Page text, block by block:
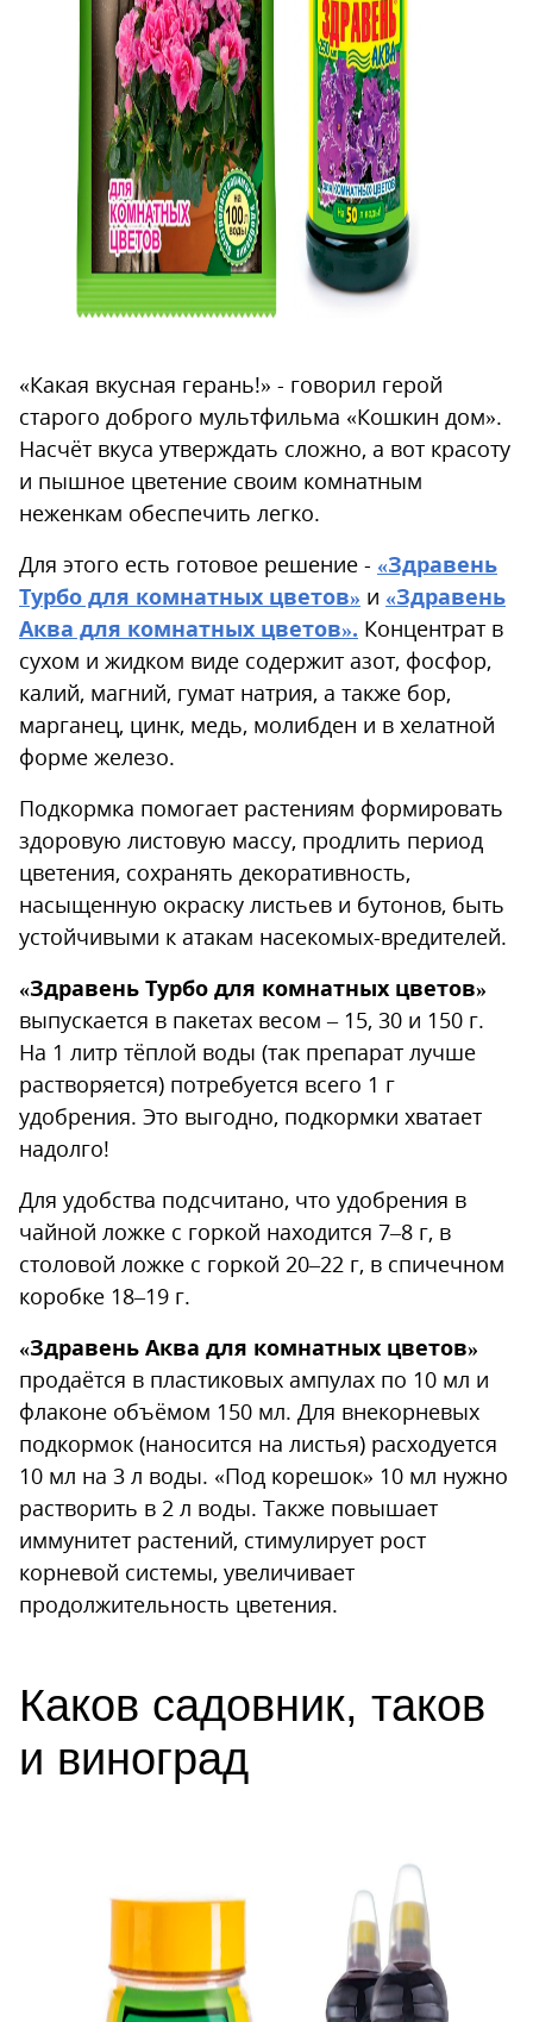
«Какая вкусная герань!» - говорил герой
старого доброго мультфильма «Кошкин дом».
Насчёт вкуса утверждать сложно, а вот красоту
и пышное цветение своим комнатным
неженкам обеспечить легко.
Для этого есть готовое решение - «Здравень
Турбо для комнатных цветов» и «Здравень
Аква для комнатных цветов». Концентрат в
сухом и жидком виде содержит азот, фосфор,
калий, магний, гумат натрия, а также бор,
марганец, цинк, медь, молибден и в хелатной
форме железо.
Подкормка помогает растениям формировать
здоровую листовую массу, продлить период
цветения, сохранять декоративность,
насыщенную окраску листьев и бутонов, быть
устойчивыми к атакам насекомых-вредителей.
«Здравень Турбо для комнатных цветов»
выпускается в пакетах весом – 15, 30 и 150 г.
На 1 литр тёплой воды (так препарат лучше
растворяется) потребуется всего 1 г
удобрения. Это выгодно, подкормки хватает
надолго!
Для удобства подсчитано, что удобрения в
чайной ложке с горкой находится 7–8 г, в
столовой ложке с горкой 20–22 г, в спичечном
коробке 18–19 г.
«Здравень Аква для комнатных цветов»
продаётся в пластиковых ампулах по 10 мл и
флаконе объёмом 150 мл. Для внекорневых
подкормок (наносится на листья) расходуется
10 мл на 3 л воды. «Под корешок» 10 мл нужно
растворить в 2 л воды. Также повышает
иммунитет растений, стимулирует рост
корневой системы, увеличивает
продолжительность цветения.
Каков садовник, таков
и виноград